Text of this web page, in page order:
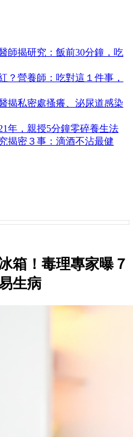
師揭研究：飯前30分鐘，吃
？營養師：吃對這１件事，
揭私密處搔癢、泌尿道感染
年，親授5分鐘零碎養生法
揭密３事：滴酒不沾最健
箱！毒理專家曝７
生病